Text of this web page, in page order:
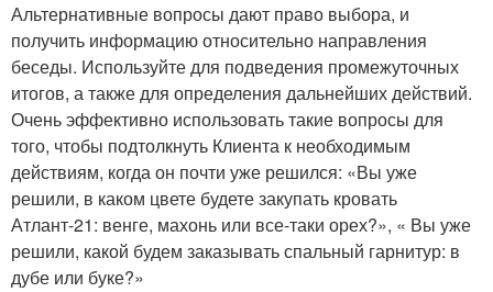
Альтернативные вопросы дают право выбора, и
получить информацию относительно направления
беседы. Используйте для подведения промежуточных
итогов, а также для определения дальнейших действий.
Очень эффективно использовать такие вопросы для
того, чтобы подтолкнуть Клиента к необходимым
действиям, когда он почти уже решился: «Вы уже
решили, в каком цвете будете закупать кровать
Атлант-21: венге, махонь или все-таки орех?», « Вы уже
решили, какой будем заказывать спальный гарнитур: в
дубе или буке?»